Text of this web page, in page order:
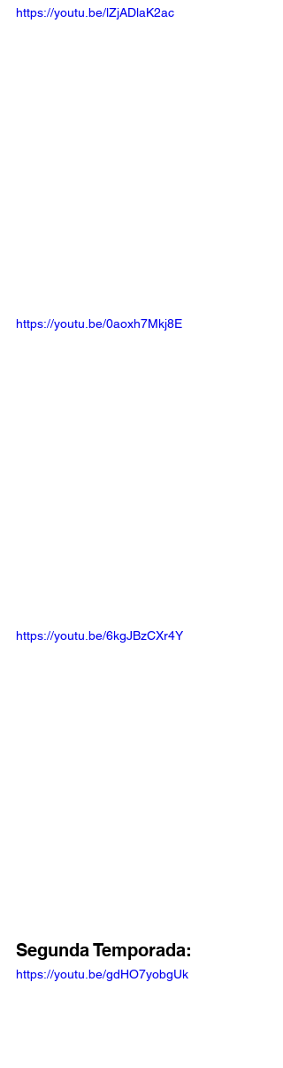
https://youtu.be/lZjADlaK2ac
https://youtu.be/0aoxh7Mkj8E
https://youtu.be/6kgJBzCXr4Y
Segunda Temporada:
https://youtu.be/gdHO7yobgUk